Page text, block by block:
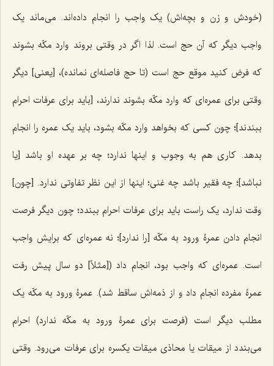
(خودش و زن و بچه‌اش) یک واجب را انجام داده‌اند. می‌ماند یک
واجب دیگر که آن حج است. لذا اگر در وقتی بروند وارد مکّه بشوند
که فرض کنید موقع حج است (تا حج فاصله‌ای نمانده)، [یعنی] دیگر
وقتی برای عمره‌ای که وارد مکّه بشوند ندارند، [باید برای عرفات احرام
ببندند]؛ چون کسی که بخواهد وارد مکّه بشود، باید یک عمره را انجام
بدهد. کاری هم به وجوب و اینها ندارد؛ چه بر عهده او باشد [یا
نباشد]؛ چه فقیر باشد چه غنی؛ اینها از این نظر تفاوتی ندارد. [چون]
وقت ندارد، یک راست باید برای عرفات احرام ببندد؛ چون دیگر فرصت
انجام دادن عمرۀ ورود به مکّه [را ندارد]؛ نه عمره‌ای که برایش واجب
است. عمره‌ای که واجب بود، انجام داد ([مثلاً] دو سال پیش رفت
عمرۀ مفرده انجام داد و از ذمه‌اش ساقط شد). عمرۀ ورود به مکّه یک
مطلب دیگر است (فرصت برای عمرۀ ورود به مکّه ندارد) احرام
می‌بندد از میقات یا محاذی میقات یکسره برای عرفات می‌رود. وقتی